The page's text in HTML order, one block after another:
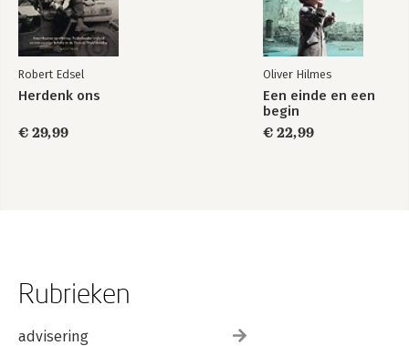
Robert Edsel
Herdenk ons
€ 29,99
Oliver Hilmes
Een einde en een
begin
€ 22,99
Rubrieken
advisering